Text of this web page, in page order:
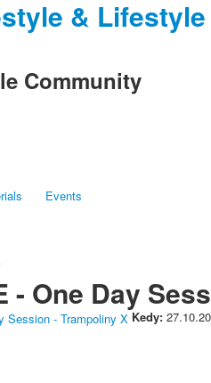
& Lifestyle
Community
Events
- One Day
Kedy: